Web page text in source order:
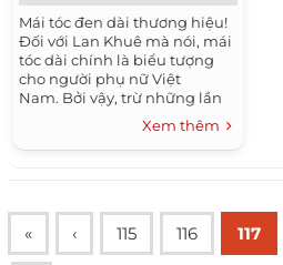
Mái tóc đen dài thương hiệu!
Đối với Lan Khuê mà nói, mái
tóc dài chính là biểu tượng
cho người phụ nữ Việt
Nam. Bởi vậy, trừ những lần
phải thay đổi màu sắc tóc vì
Xem thêm
« ‹ 115 116 117